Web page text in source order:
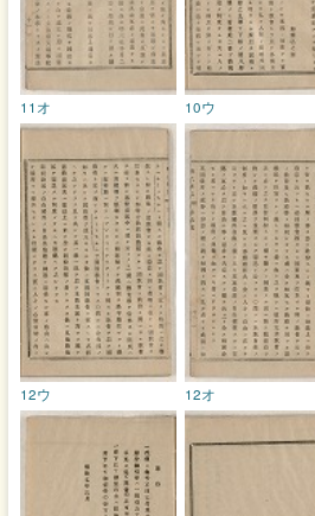
10ウ
11オ
12オ
12ウ